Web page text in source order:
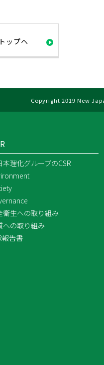
ップヘ
Copyright 2019 New
本理化グループのCSR
衛生への取り組み
への取り組み
報告書